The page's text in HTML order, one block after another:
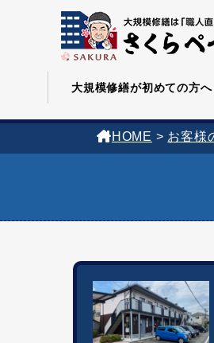
大規模修繕が初めての方へ
HOME > お客様